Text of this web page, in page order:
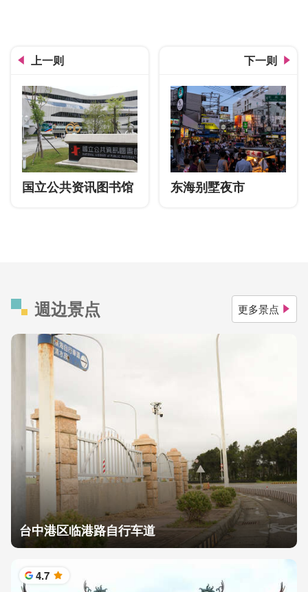
上一则
国立公共资讯图书馆
下一则
东海别墅夜市
週边景点 更多景点
台中港区临港路自行车道
4.7 星